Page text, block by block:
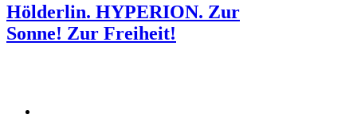
Hölderlin. HYPERION. Zur
Sonne! Zur Freiheit!